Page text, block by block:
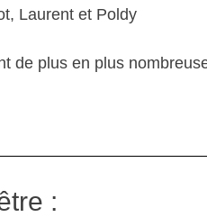
Laurent et Poldy
de plus en plus
: